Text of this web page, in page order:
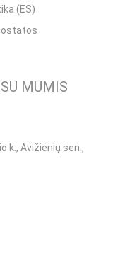
(ES)
MUMIS
k., Avižienių sen.,